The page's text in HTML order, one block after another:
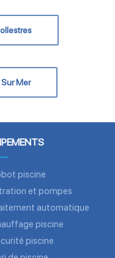
Mer
piscine
et pompes
automatique
piscine
piscine